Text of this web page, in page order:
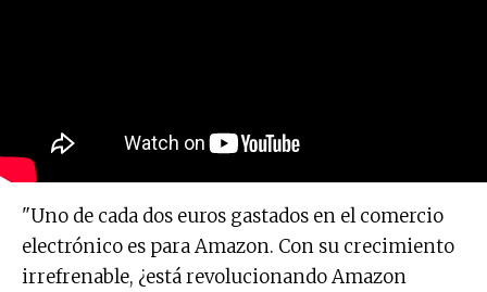
"Uno de cada dos euros gastados en el comercio
electrónico es para Amazon. Con su crecimiento
irrefrenable, ¿está revolucionando Amazon